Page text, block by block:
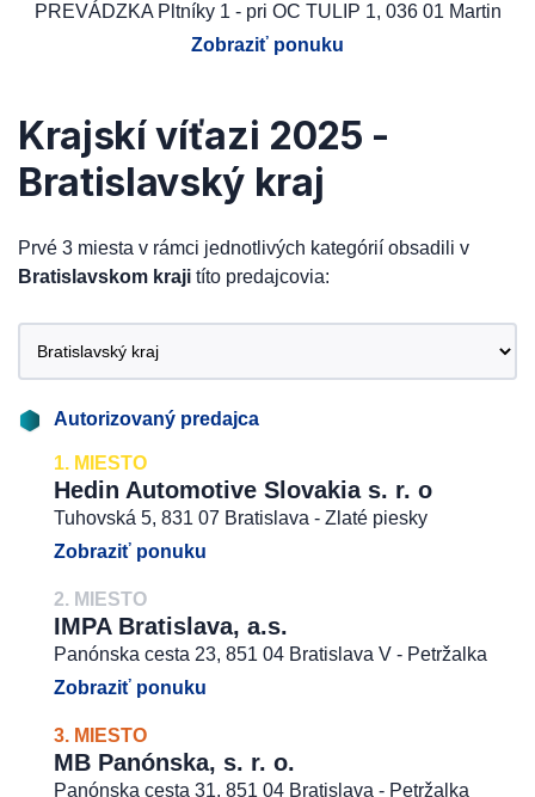
PREVÁDZKA Pltníky 1 - pri OC TULIP 1, 036 01 Martin
Zobraziť ponuku
Krajskí víťazi 2025 -
Bratislavský kraj
Prvé 3 miesta v rámci jednotlivých kategórií obsadili v
Bratislavskom kraji títo predajcovia:
Autorizovaný predajca
1. MIESTO
Hedin Automotive Slovakia s. r. o
Tuhovská 5, 831 07 Bratislava - Zlaté piesky
Zobraziť ponuku
2. MIESTO
IMPA Bratislava, a.s.
Panónska cesta 23, 851 04 Bratislava V - Petržalka
Zobraziť ponuku
3. MIESTO
MB Panónska, s. r. o.
Panónska cesta 31, 851 04 Bratislava - Petržalka